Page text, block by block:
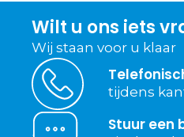
Wilt u ons iets
Wij staan voor u klaar
tijdens
Stuur een